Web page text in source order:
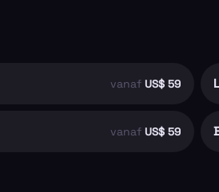
vanaf US$ 59
vanaf US$ 59